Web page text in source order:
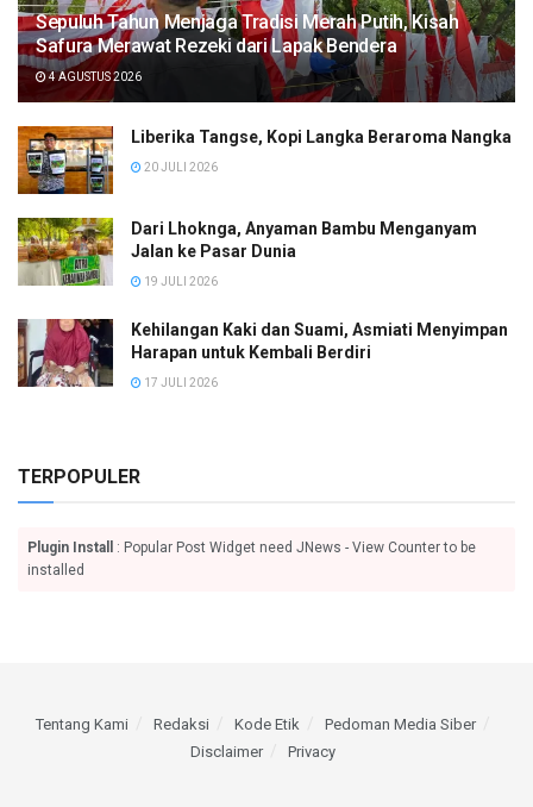
Sepuluh Tahun Menjaga Tradisi Merah Putih, Kisah
Safura Merawat Rezeki dari Lapak Bendera
4 AGUSTUS 2026
Liberika Tangse, Kopi Langka Beraroma Nangka
20 JULI 2026
Dari Lhoknga, Anyaman Bambu Menganyam
Jalan ke Pasar Dunia
19 JULI 2026
Kehilangan Kaki dan Suami, Asmiati Menyimpan
Harapan untuk Kembali Berdiri
17 JULI 2026
TERPOPULER
Plugin Install
: Popular Post Widget need JNews - View Counter to be
installed
Tentang Kami Redaksi Kode Etik
Pedoman Media Siber
Disclaimer
Privacy